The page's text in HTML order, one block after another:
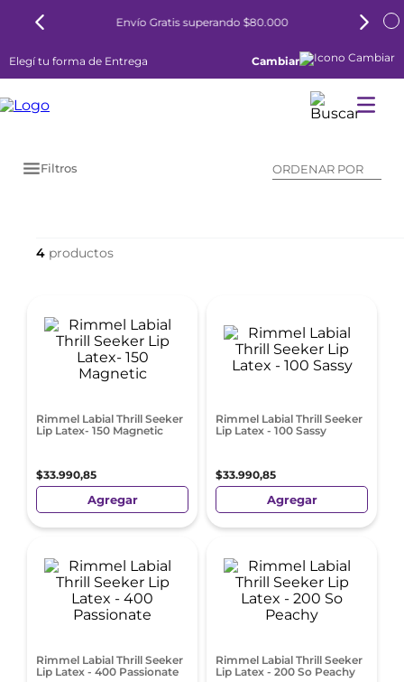
Envío Gratis superando $80.000
Elegí tu forma de Entrega Cambiar
Filtros ORDENAR POR
4
Rimmel Labial Thrill Seeker
Lip Latex- 150 Magnetic
$33.990,85
Agregar
Rimmel Labial Thrill Seeker
Lip Latex - 100 Sassy
$33.990,85
Agregar
Rimmel Labial Thrill Seeker
Lip Latex - 400 Passionate
Rimmel Labial Thrill Seeker
Lip Latex - 200 So Peachy